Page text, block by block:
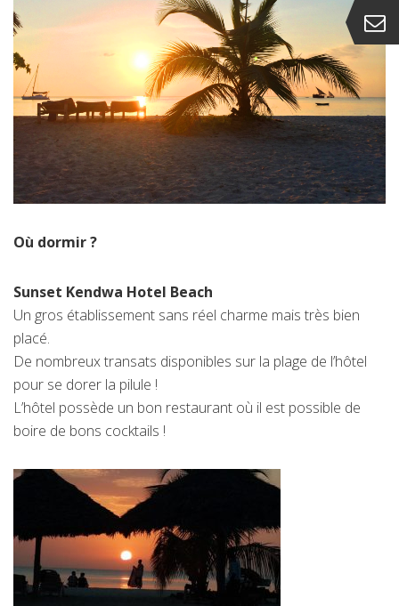
Où dormir ?
Sunset Kendwa Hotel Beach
Un gros établissement sans réel charme mais très bien
placé.
De nombreux transats disponibles sur la plage de l’hôtel
pour se dorer la pilule !
L’hôtel possède un bon restaurant où il est possible de
boire de bons cocktails !